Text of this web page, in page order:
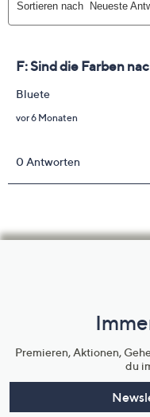
Premieren, Aktionen,
du